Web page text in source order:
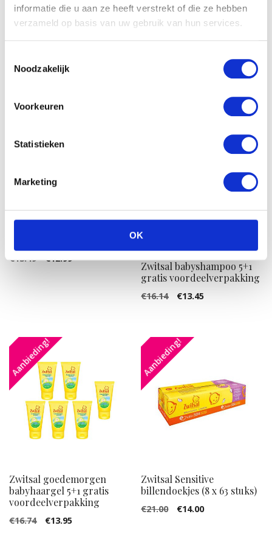
informatie die u aan ze heeft verstrekt of die ze hebben
verzameld op basis van uw gebruik van hun services.
Noodzakelijk
Voorkeuren
Statistieken
Marketing
OK
Voordeelverpakking
was:
Huidje – 200 ml
€12.95
Aanbieding!
Zwitsal – Zachte Creme
€13.49
Oorspronkelijke
€12.99Huidige
Zwitsal babyshampoo 5+1
gratis voordeelverpakking
€16.14
Oorspronkelijke
€16.14.
€13.45Huidige
Aanbieding!
Zwitsal goedemorgen
babyhaargel 5+1 gratis
voordeelverpakking
€16.74
Oorspronkelijke
€13.95Huidige
Aanbieding!
Zwitsal Sensitive
billendoekjes (8 x 63 stuks)
€21.00
Oorspronkelijke
€14.00Huidige